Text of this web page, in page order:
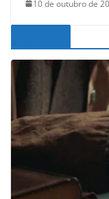
10 de outubro de